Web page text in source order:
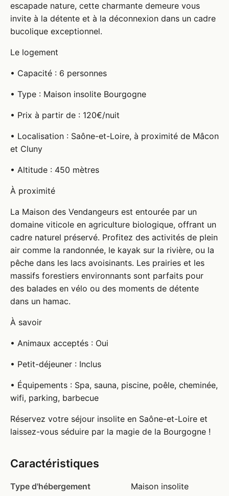
escapade nature, cette charmante demeure vous
invite à la détente et à la déconnexion dans un cadre
bucolique exceptionnel.
Le logement
• Capacité : 6 personnes
• Type : Maison insolite Bourgogne
• Prix à partir de : 120€/nuit
• Localisation : Saône-et-Loire, à proximité de Mâcon
et Cluny
• Altitude : 450 mètres
À proximité
La Maison des Vendangeurs est entourée par un
domaine viticole en agriculture biologique, offrant un
cadre naturel préservé. Profitez des activités de plein
air comme la randonnée, le kayak sur la rivière, ou la
pêche dans les lacs avoisinants. Les prairies et les
massifs forestiers environnants sont parfaits pour
des balades en vélo ou des moments de détente
dans un hamac.
À savoir
• Animaux acceptés : Oui
• Petit-déjeuner : Inclus
• Équipements : Spa, sauna, piscine, poêle, cheminée,
wifi, parking, barbecue
Réservez votre séjour insolite en Saône-et-Loire et
laissez-vous séduire par la magie de la Bourgogne !
Caractéristiques
Type d'hébergement
Maison insolite